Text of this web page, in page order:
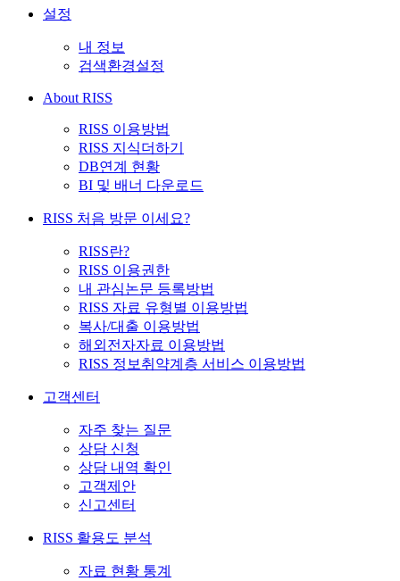
설정
내 정보
검색환경설정
About RISS
RISS 이용방법
RISS 지식더하기
DB연계 현황
BI 및 배너 다운로드
RISS 처음 방문 이세요?
RISS란?
RISS 이용권한
내 관심논문 등록방법
RISS 자료 유형별 이용방법
복사/대출 이용방법
해외전자자료 이용방법
RISS 정보취약계층 서비스 이용방법
고객센터
자주 찾는 질문
상담 신청
상담 내역 확인
고객제안
신고센터
RISS 활용도 분석
자료 현황 통계